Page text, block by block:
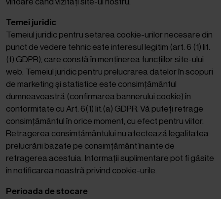
Temei juridic
Temeiul juridic pentru setarea cookie-urilor necesare din
punct de vedere tehnic este interesul legitim (art. 6 (1) lit.
(f) GDPR), care constă în menținerea funcțiilor site-ului
web. Temeiul juridic pentru prelucrarea datelor în scopuri
de marketing și statistice este consimțământul
dumneavoastră (confirmarea bannerului cookie) în
conformitate cu Art. 6(1) lit.(a) GDPR. Vă puteți retrage
consimțământul în orice moment, cu efect pentru viitor.
Retragerea consimțământului nu afectează legalitatea
prelucrării bazate pe consimțământ înainte de
retragerea acestuia. Informații suplimentare pot fi găsite
în notificarea noastră privind cookie-urile.
Perioada de stocare